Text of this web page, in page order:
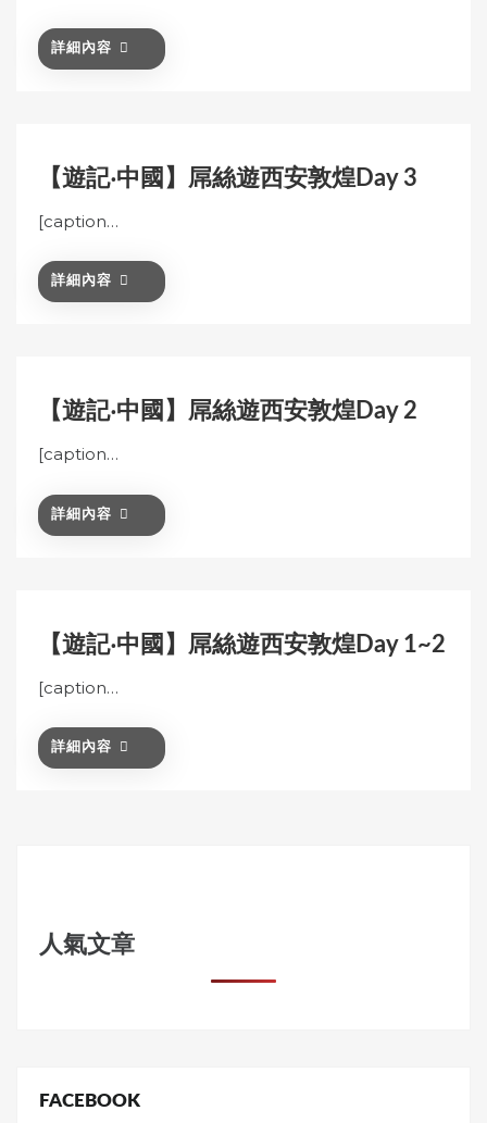
詳細內容
【遊記‧中國】屌絲遊西安敦煌Day 3
[caption…
詳細內容
【遊記‧中國】屌絲遊西安敦煌Day 2
[caption…
詳細內容
【遊記‧中國】屌絲遊西安敦煌Day 1~2
[caption…
詳細內容
人氣文章
FACEBOOK